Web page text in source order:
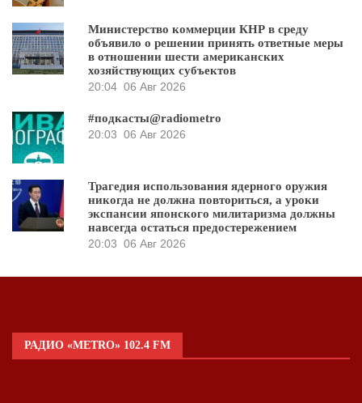
Министерство коммерции КНР в среду
объявило о решении принять ответные меры
в отношении шести американских
хозяйствующих субъектов
20:04 06 Авг 2026
#подкасты@radiometro
20:03 06 Авг 2026
Трагедия использования ядерного оружия
никогда не должна повториться, а уроки
экспансии японского милитаризма должны
навсегда остаться предостережением
20:03 06 Авг 2026
РАДИО «METRO» 102.4 FM